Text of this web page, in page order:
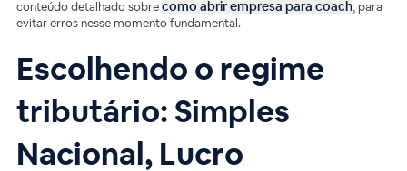
conteúdo detalhado sobrecomo abrir empresa para coach, para
evitar erros nesse momento fundamental.
Escolhendo o regime
tributário: Simples
Nacional, Lucro